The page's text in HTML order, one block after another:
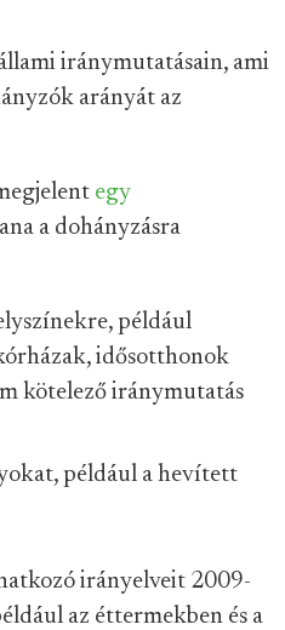
iránymutatásain, ami
arányát az
egy
a dohányzásra
például
idősotthonok
kötelező iránymutatás
például a hevített
irányelveit 2009-
az éttermekben és a